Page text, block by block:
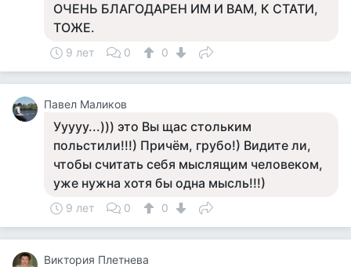
ОЧЕНЬ БЛАГОДАРЕН ИМ И ВАМ, К СТАТИ,
ТОЖЕ.
9 лет 0 0
Павел Маликов
Ууууу...))) это Вы щас стольким
польстили!!!) Причём, грубо!) Видите ли,
чтобы считать себя мыслящим человеком,
уже нужна хотя бы одна мысль!!!)
9 лет 0 0
Виктория Плетнева